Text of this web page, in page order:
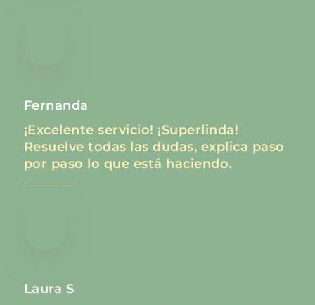
Fernanda
¡Excelente servicio! ¡Superlinda!
Resuelve todas las dudas, explica paso
por paso lo que está haciendo.
Laura S